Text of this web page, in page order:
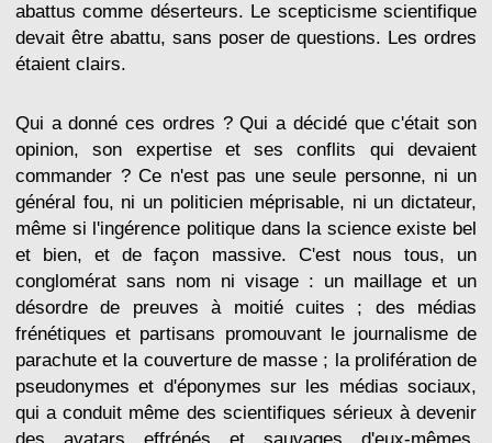
abattus comme déserteurs. Le scepticisme scientifique
devait être abattu, sans poser de questions. Les ordres
étaient clairs.
Qui a donné ces ordres ? Qui a décidé que c'était son
opinion, son expertise et ses conflits qui devaient
commander ? Ce n'est pas une seule personne, ni un
général fou, ni un politicien méprisable, ni un dictateur,
même si l'ingérence politique dans la science existe bel
et bien, et de façon massive. C'est nous tous, un
conglomérat sans nom ni visage : un maillage et un
désordre de preuves à moitié cuites ; des médias
frénétiques et partisans promouvant le journalisme de
parachute et la couverture de masse ; la prolifération de
pseudonymes et d'éponymes sur les médias sociaux,
qui a conduit même des scientifiques sérieux à devenir
des avatars effrénés et sauvages d'eux-mêmes,